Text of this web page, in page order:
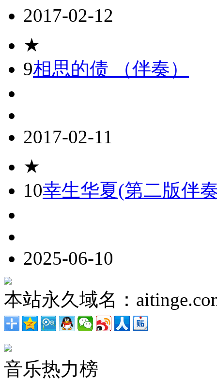
2017-02-12
★
9相思的债 （伴奏）
2017-02-11
★
10幸生华夏(第二版伴
2025-06-10
本站永久域名：
音乐热力榜